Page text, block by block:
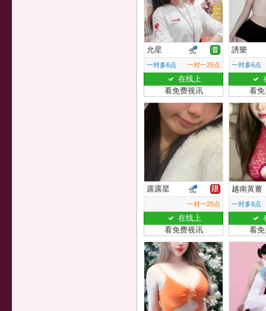
允星
一对多6点 一对一25点
在线上
看免费视讯
誘樂
一对多6点
看
露露星
一对一25点
在线上
看免费视讯
越南黃薑
一对多6点
看